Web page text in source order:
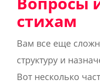
стихам
Вам все еще
структуру и
Вот несколько